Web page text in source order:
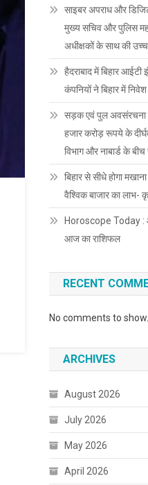
साइबर अपराध और
मुख्य सचिव और पुलिस
अधीक्षकों के साथ की
हैदराबाद में बिहार
कंपनियों ने बिहार में
सड़क एवं पुल अवसंरचना
हजार करोड़ रूपये के
विभाग और नाबार्ड के
बिहार से सीधे होगा
वैश्विक बाजार का लाभ-
Horoscope Today :
आज का राशिफल
RECENT
No comments to show.
ARCHIVES
August 2026
July 2026
May 2026
April 2026